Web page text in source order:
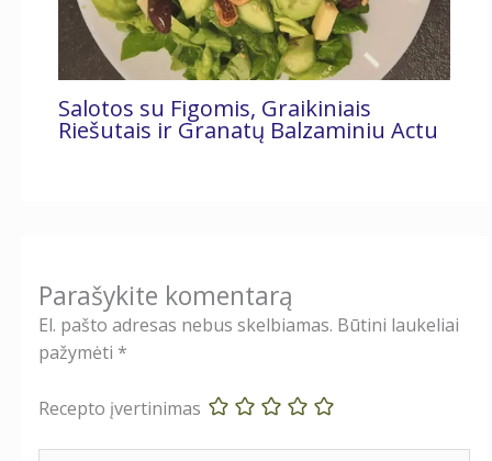
Salotos su Figomis, Graikiniais
Riešutais ir Granatų Balzaminiu Actu
Parašykite komentarą
El. pašto adresas nebus skelbiamas. Būtini laukeliai
pažymėti *
Recepto įvertinimas